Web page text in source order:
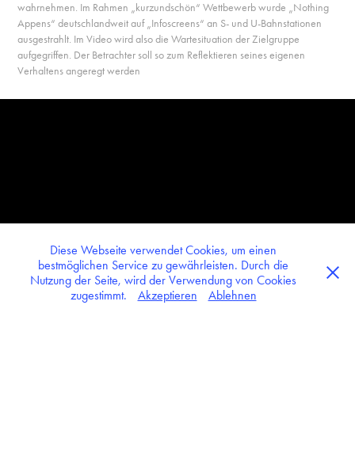
wahrnehmen. Im Rahmen „kurzundschön“ Wettbewerb wurde „Nothing
Appens“ deutschlandweit auf „Infoscreens“ an S- und U-Bahnstationen
ausgestrahlt. Im Video wird also die Wartesituation der Zielgruppe
aufgegriffen. Der Betrachter soll so zum Reflektieren seines eigenen
Verhaltens angeregt werden
Diese Webseite verwendet Cookies, um einen
bestmöglichen Service zu gewährleisten. Durch die
Nutzung der Seite, wird der Verwendung von Cookies
zugestimmt.
Akzeptieren Ablehnen